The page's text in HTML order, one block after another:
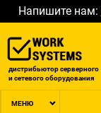
Напишите нам:
дистрибьютор серверного
и сетевого оборудования
МЕНЮ